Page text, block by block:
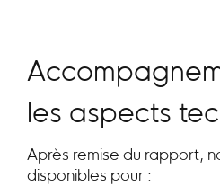
les aspects
Après remise du rapport,
disponibles pour :